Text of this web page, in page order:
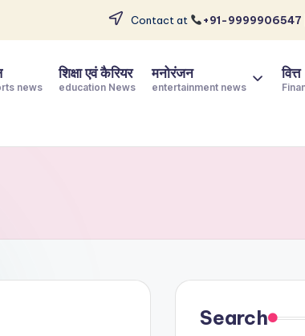
Contact at +91-9999906547 |
news
शिक्षा एवं कैरियर
education News
मनोरंजन
entertainment news
वित्त
Search